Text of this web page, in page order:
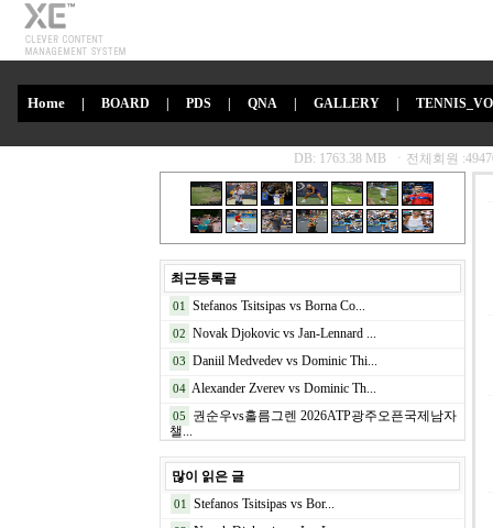
Home | BOARD PDS QNA GALLERY
최근등록글
01 Stefanos Tsitsipas vs Borna Co...
02 Novak Djokovic vs Jan-Lennard ...
03 Daniil Medvedev vs Dominic Thi...
04 Alexander Zverev vs Dominic Th...
05
권순우vs홀름그렌 2026ATP광주오픈국제남자
챌...
많이 읽은 글
01 Stefanos Tsitsipas vs Bor...